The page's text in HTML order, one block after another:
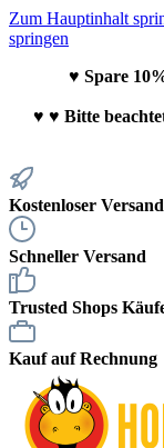
Zum Hauptinhalt
springen
♥ Spare
♥ ♥ Bitte
Kostenloser
Schneller Versand
Trusted Shops
Kauf auf Rechnung